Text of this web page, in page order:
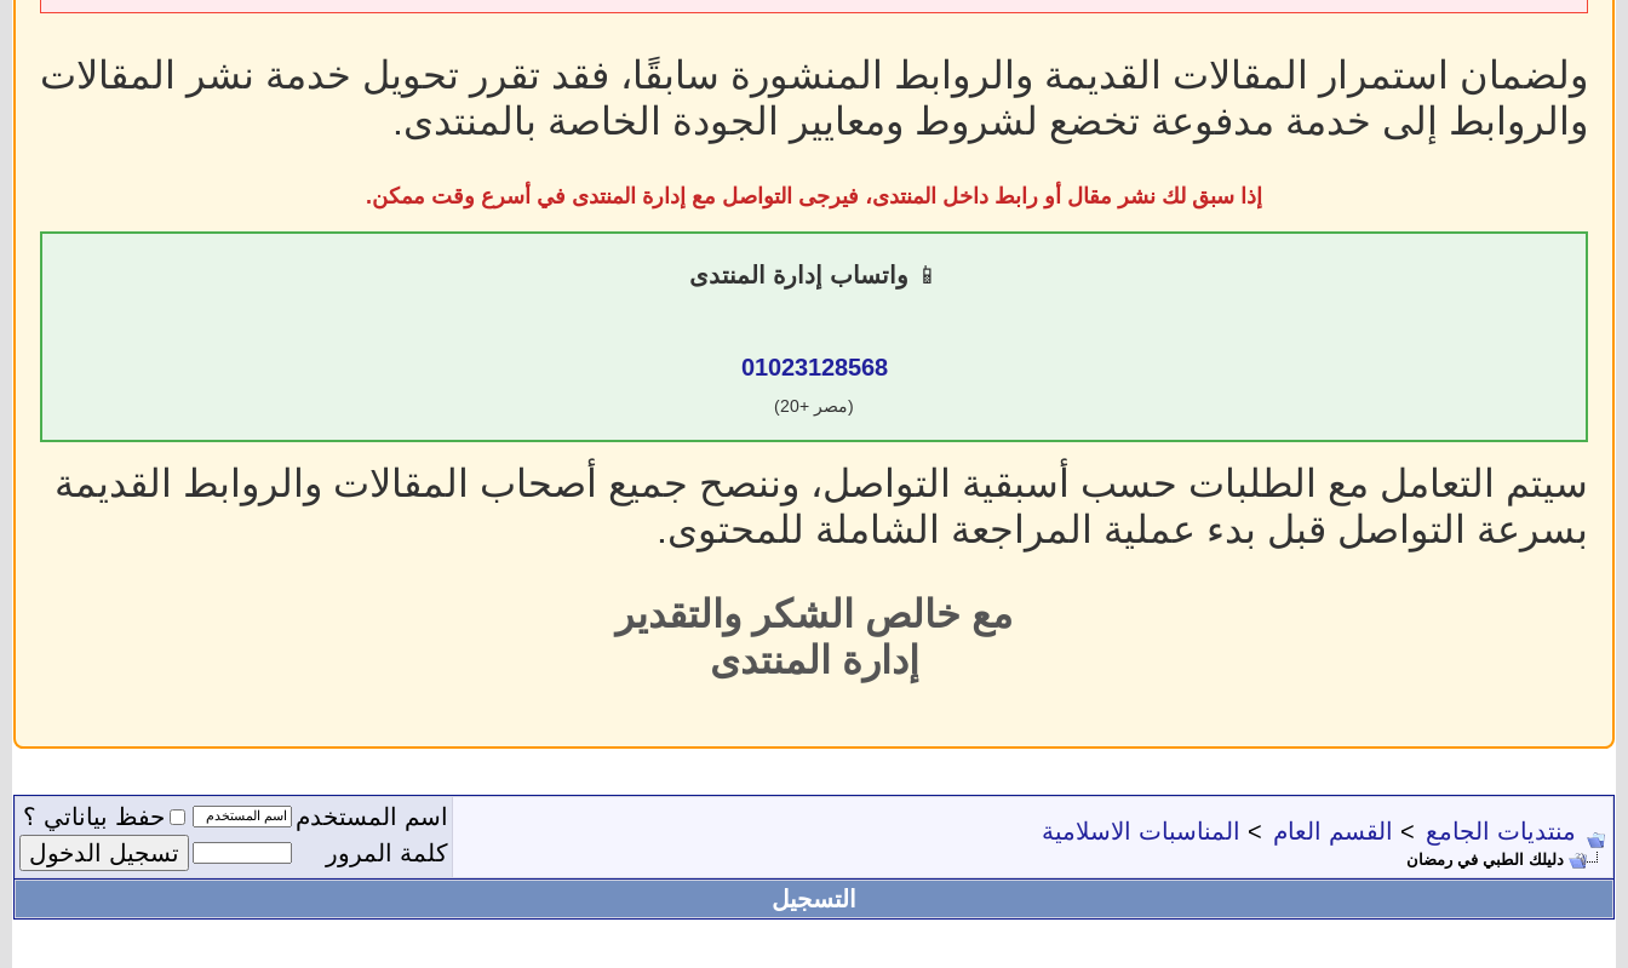
ولضمان استمرار المقالات القديمة والروابط المنشورة سابقًا، فقد تقرر تحويل خدمة نشر المقالات
والروابط إلى خدمة مدفوعة تخضع لشروط ومعايير الجودة الخاصة بالمنتدى.
إذا سبق لك نشر مقال أو رابط داخل المنتدى، فيرجى التواصل مع إدارة المنتدى في أسرع وقت ممكن.
📱 واتساب إدارة المنتدى
01023128568
(مصر +20)
سيتم التعامل مع الطلبات حسب أسبقية التواصل، وننصح جميع أصحاب المقالات والروابط القديمة
بسرعة التواصل قبل بدء عملية المراجعة الشاملة للمحتوى.
مع خالص الشكر والتقدير
إدارة المنتدى
منتديات الجامع > القسم العام > المناسبات الاسلامية
دليلك الطبي في رمضان
اسم المستخدم
حفظ بياناتي ؟
كلمة المرور
التسجيل